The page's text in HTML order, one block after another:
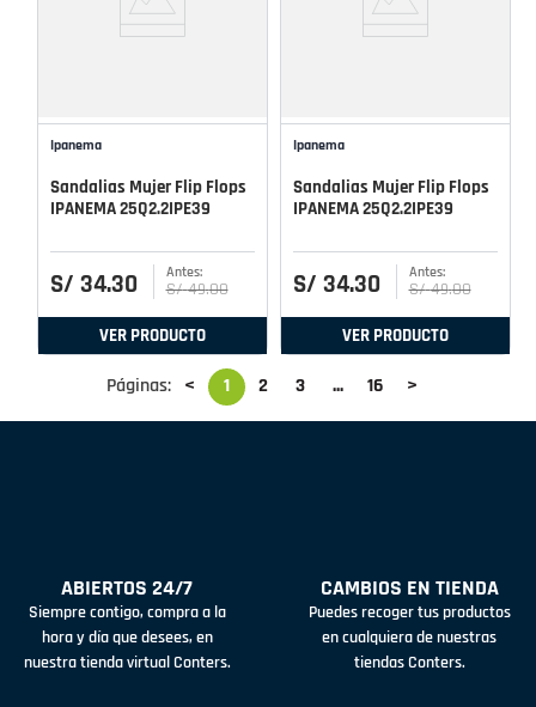
Ipanema
Sandalias Mujer Flip Flops
IPANEMA 25Q2.2IPE39
S/ 34.30 S/ 49.00
VER PRODUCTO
Ipanema
Sandalias Mujer Flip Flops
IPANEMA 25Q2.2IPE39
S/ 34.30 S/ 49.00
VER PRODUCTO
Páginas: < 1 2 3 ... 16 >
ABIERTOS 24/7
Siempre contigo, compra a la
hora y día que desees, en
nuestra tienda virtual Conters.
CAMBIOS EN TIENDA
Puedes recoger tus productos
en cualquiera de nuestras
tiendas Conters.